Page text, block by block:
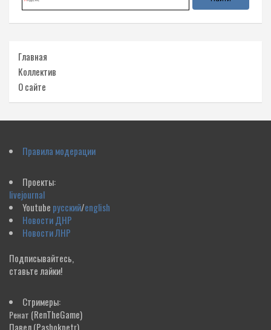
Главная
Коллектив
О сайте
Правила модерации
Проекты:
livejournal
Youtube русский/english
Новости ДНР
Новости ЛНР
Подписывайтесь,
ставьте лайки!
Стримеры:
Ренат (RenTheGame)
Павел(Pashokpetr)